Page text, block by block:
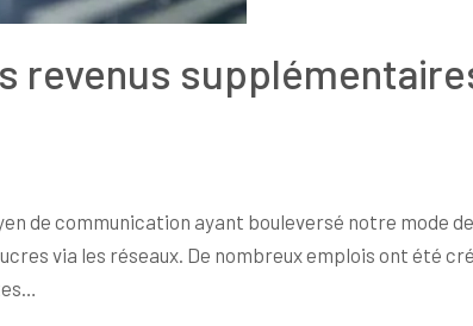
revenus
de communication ayant bouleversé notre mode
via les réseaux. De nombreux emplois ont été